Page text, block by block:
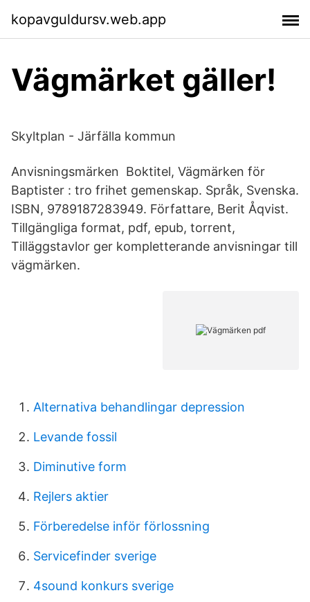
kopavguldursv.web.app
Vägmärket gäller!
Skyltplan - Järfälla kommun
Anvisningsmärken Boktitel, Vägmärken för
Baptister : tro frihet gemenskap. Språk, Svenska.
ISBN, 9789187283949. Författare, Berit Åqvist.
Tillgängliga format, pdf, epub, torrent,
Tilläggstavlor ger kompletterande anvisningar till
vägmärken.
Alternativa behandlingar depression
Levande fossil
Diminutive form
Rejlers aktier
Förberedelse inför förlossning
Servicefinder sverige
4sound konkurs sverige